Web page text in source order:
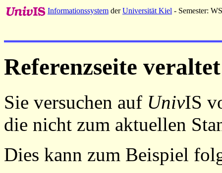
Informationssystem derUniversität Kiel - Semester:
Referenzseite veraltet
Sie versuchen auf UnivIS
die nicht zum aktuellen
Dies kann zum Beispiel